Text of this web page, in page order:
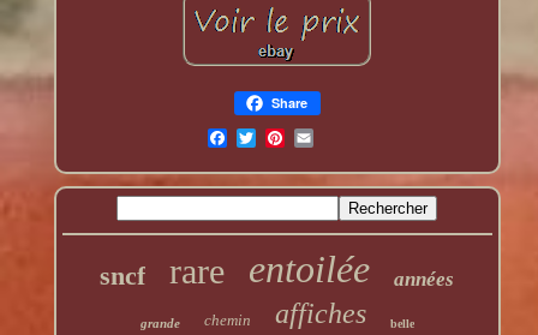
Share
sncf rare entoilée années
grande chemin affiches belle